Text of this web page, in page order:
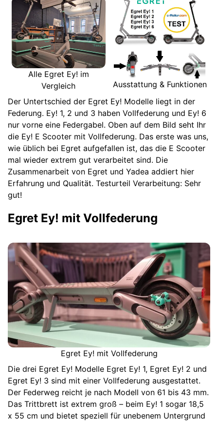
Alle Egret Ey! im
Vergleich
Ausstattung & Funktionen
Der Untertschied der Egret Ey! Modelle liegt in der
Federung. Ey! 1, 2 und 3 haben Vollfederung und Ey! 6
nur vorne eine Federgabel. Oben auf dem Bild seht Ihr
die Ey! E Scooter mit Vollfederung. Das erste was uns,
wie üblich bei Egret aufgefallen ist, das die E Scooter
mal wieder extrem gut verarbeitet sind. Die
Zusammenarbeit von Egret und Yadea addiert hier
Erfahrung und Qualität. Testurteil Verarbeitung: Sehr
gut!
Egret Ey! mit Vollfederung
Egret Ey! mit Vollfederung
Die drei Egret Ey! Modelle Egret Ey! 1, Egret Ey! 2 und
Egret Ey! 3 sind mit einer Vollfederung ausgestattet.
Der Federweg reicht je nach Modell von 61 bis 43 mm.
Das Trittbrett ist extrem groß – beim Ey! 1 sogar 18,5
x 55 cm und bietet speziell für unebenem Untergrund